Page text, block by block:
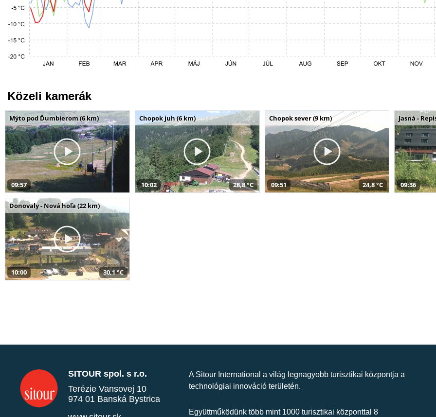
Közeli kamerák
Mýto pod Ďumbierom (6 km)
09:57
Chopok juh (6 km)
10:02 28,8 °C
Chopok sever (9 km)
09:51 24,8 °C
Jasná -
09:36
Donovaly - Nová hoľa (22 km)
10:00 30,1 °C
SITOUR spol. s r.o.
Terézie Vansovej 10
974 01 Banská Bystrica
A Sitour International a világ legnagyobb turisztikai központja a
technológiai innováció területén.
Együttműködünk több mint 1000 turisztikai központtal 8